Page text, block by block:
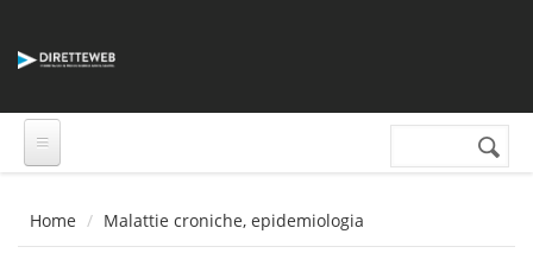
Form di
Cerca nel sito
Home Malattie croniche, epidemiologia